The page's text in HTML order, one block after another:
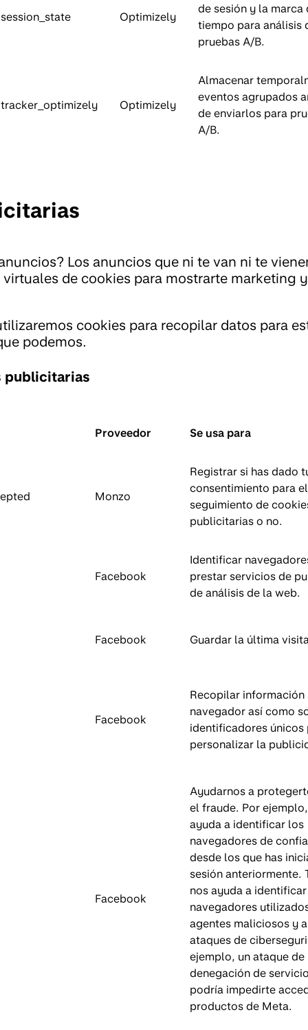
Optimizely
de sesión y la marca
tiempo para análisis
pruebas A/B.
Optimizely
Almacenar
eventos agrupados
de enviarlos para
A/B.
Los anuncios que ni te van ni te
de cookies para mostrarte marketing
cookies para recopilar datos para
podemos.
publicitarias
Proveedor Se usa para
Monzo
Registrar si has dado
consentimiento para el
seguimiento de
publicitarias o no.
Facebook
Identificar
prestar servicios de
de análisis de la web.
Facebook Guardar la última
Facebook
Recopilar información
navegador así como
identificadores únicos
personalizar la
Facebook
Ayudarnos a
el fraude. Por
ayuda a identificar los
navegadores de
desde los que has
sesión anteriormente.
nos ayuda a
navegadores
agentes maliciosos y
ataques de
ejemplo, un ataque de
denegación de
podría impedirte
productos de Meta.